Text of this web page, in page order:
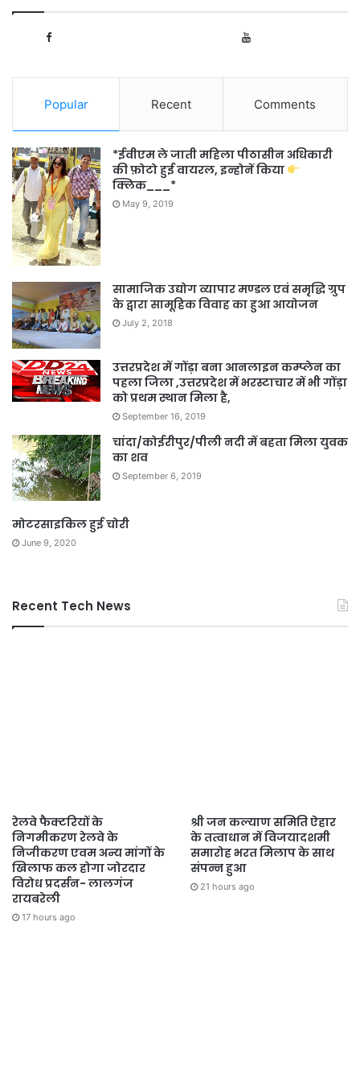
Popular Recent Comments
*ईवीएम ले जाती महिला पीठासीन अधिकारी
की फ़ोटो हुई वायरल, इन्होनें किया
क्लिक___*
May 9, 2019
सामाजिक उद्योग व्यापार मण्डल एवं समृद्धि ग्रुप
के द्वारा सामूहिक विवाह का हुआ आयोजन
July 2, 2018
उत्तरप्रदेश में गोंड़ा बना आनलाइन कम्प्लेन का
पहला जिला ,उत्तरप्रदेश में भरस्टाचार में भी गोंड़ा
को प्रथम स्थान मिला है,
September 16, 2019
चांदा/कोईरीपुर/पीली नदी में बहता मिला युवक
का शव
September 6, 2019
मोटरसाइकिल हुई चोरी
June 9, 2020
Recent Tech News
रेलवे फैक्टरियों के
निगमीकरण रेलवे के
निजीकरण एवम अन्य मांगों के
खिलाफ कल होगा जोरदार
विरोध प्रदर्सन- लालगंज
रायबरेली
17 hours ago
श्री जन कल्याण समिति ऐहार
के तत्वाधान में विजयादशमी
समारोह भरत मिलाप के साथ
संपन्न हुआ
21 hours ago